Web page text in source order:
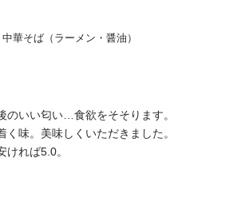
華そば（ラーメン・醤油）
のいい匂い…食欲をそそります。
く味。美味しくいただきました。
ければ5.0。